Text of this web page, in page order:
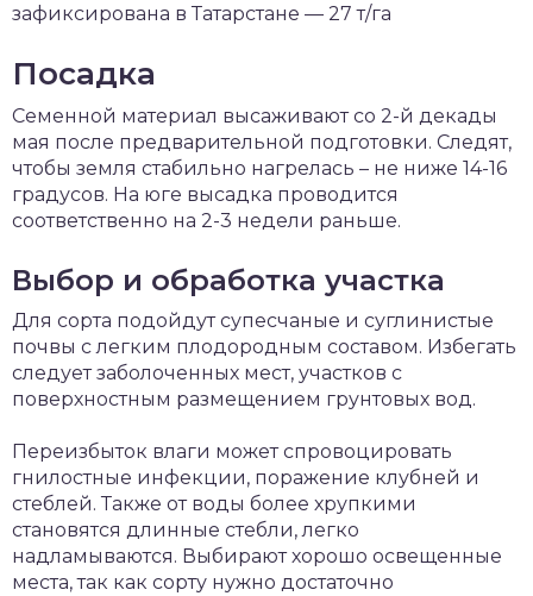
зафиксирована в Татарстане — 27 т/га
Посадка
Семенной материал высаживают со 2-й декады
мая после предварительной подготовки. Следят,
чтобы земля стабильно нагрелась – не ниже 14-16
градусов. На юге высадка проводится
соответственно на 2-3 недели раньше.
Выбор и обработка участка
Для сорта подойдут супесчаные и суглинистые
почвы с легким плодородным составом. Избегать
следует заболоченных мест, участков с
поверхностным размещением грунтовых вод.
Переизбыток влаги может спровоцировать
гнилостные инфекции, поражение клубней и
стеблей. Также от воды более хрупкими
становятся длинные стебли, легко
надламываются. Выбирают хорошо освещенные
места, так как сорту нужно достаточно